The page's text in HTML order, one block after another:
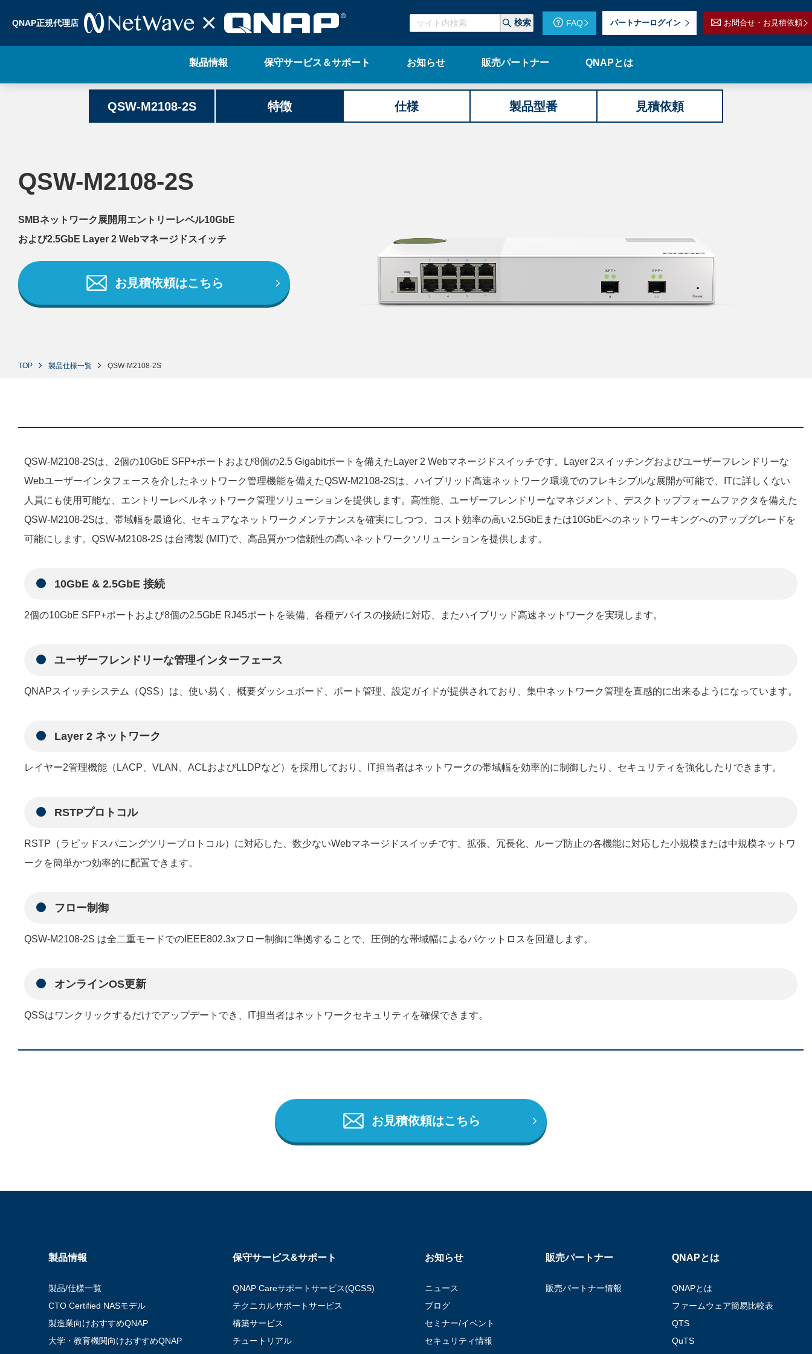
QNAP正規代理店 検索 FAQ パートナーログイン お問合せ・お見積依頼
製品情報 保守サービス＆サポート お知らせ 販売パートナー QNAPとは
QSW-M2108-2S
SMBネットワーク展開用エントリーレベル10GbE
および2.5GbE Layer 2 Webマネージドスイッチ
お見積依頼はこちら
TOP 製品仕様一覧 QSW-M2108-2S
QSW-M2108-2S 特徴 仕様 製品型番 見積依頼
QSW-M2108-2Sは、2個の10GbE SFP+ポートおよび8個の2.5 Gigabitポートを備えたLayer 2 Webマネージドスイッチです。Layer 2スイッチングおよびユーザーフレンドリーな
Webユーザーインタフェースを介したネットワーク管理機能を備えたQSW-M2108-2Sは、ハイブリッド高速ネットワーク環境でのフレキシブルな展開が可能で、ITに詳しくない
人員にも使用可能な、エントリーレベルネットワーク管理ソリューションを提供します。高性能、ユーザーフレンドリーなマネジメント、デスクトップフォームファクタを備えた
QSW-M2108-2Sは、帯域幅を最適化、セキュアなネットワークメンテナンスを確実にしつつ、コスト効率の高い2.5GbEまたは10GbEへのネットワーキングへのアップグレードを
可能にします。QSW-M2108-2S は台湾製 (MIT)で、高品質かつ信頼性の高いネットワークソリューションを提供します。
10GbE & 2.5GbE 接続
2個の10GbE SFP+ポートおよび8個の2.5GbE RJ45ポートを装備、各種デバイスの接続に対応、またハイブリッド高速ネットワークを実現します。
ユーザーフレンドリーな管理インターフェース
QNAPスイッチシステム（QSS）は、使い易く、概要ダッシュボード、ポート管理、設定ガイドが提供されており、集中ネットワーク管理を直感的に出来るようになっています。
Layer 2 ネットワーク
レイヤー2管理機能（LACP、VLAN、ACLおよびLLDPなど）を採用しており、IT担当者はネットワークの帯域幅を効率的に制御したり、セキュリティを強化したりできます。
RSTPプロトコル
RSTP（ラピッドスパニングツリープロトコル）に対応した、数少ないWebマネージドスイッチです。拡張、冗長化、ループ防止の各機能に対応した小規模または中規模ネットワ
ークを簡単かつ効率的に配置できます。
フロー制御
QSW-M2108-2S は全二重モードでのIEEE802.3xフロー制御に準拠することで、圧倒的な帯域幅によるパケットロスを回避します。
オンラインOS更新
QSSはワンクリックするだけでアップデートでき、IT担当者はネットワークセキュリティを確保できます。
お見積依頼はこちら
製品情報
製品/仕様一覧
CTO Certified NASモデル
製造業向けおすすめQNAP
大学・教育機関向けおすすめQNAP
保守サービス&サポート
QNAP Careサポートサービス(QCSS)
テクニカルサポートサービス
構築サービス
チュートリアル
お知らせ
ニュース
ブログ
セミナー/イベント
セキュリティ情報
販売パートナー
販売パートナー情報
QNAPとは
QNAPとは
ファームウェア簡易比較表
QTS
QuTS